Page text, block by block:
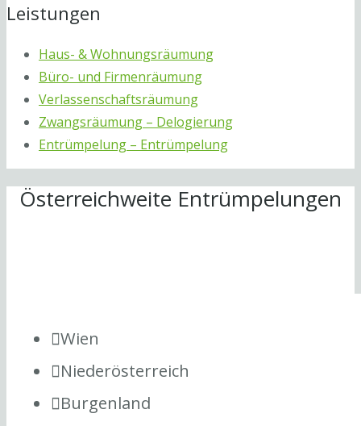
Leistungen
Haus- & Wohnungsräumung
Büro- und Firmenräumung
Verlassenschaftsräumung
Zwangsräumung – Delogierung
Entrümpelung – Entrümpelung
Österreichweite Entrümpelungen
Wien
Niederösterreich
Burgenland